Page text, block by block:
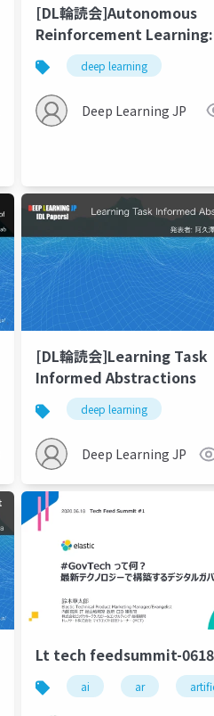
[DL輪読会]Autonomous
Reinforcement Learning:
Formalism and
deep learning
Deep Learning JP
[DL輪読会]Learning Task
Informed Abstractions
deep learning
Deep Learning JP
Lt tech feedsummit-
ai ar